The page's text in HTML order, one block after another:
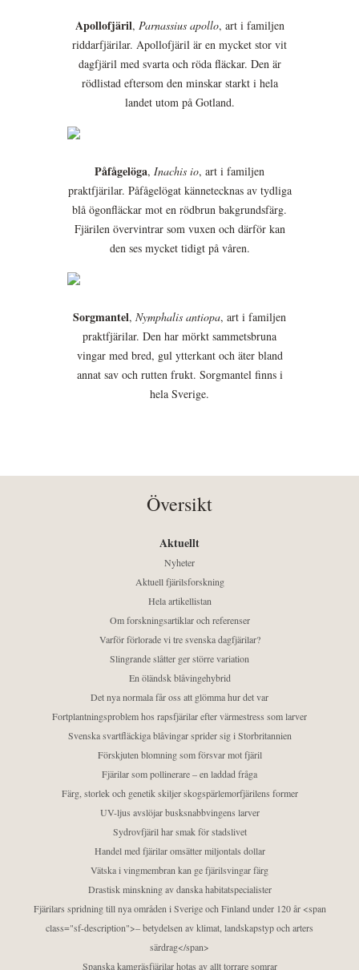
Apollofjäril, Parnassius apollo, art i familjen
riddarfjärilar. Apollofjäril är en mycket stor vit
dagfjäril med svarta och röda fläckar. Den är
rödlistad eftersom den minskar starkt i hela
landet utom på Gotland.
Påfågelöga, Inachis io, art i familjen
praktfjärilar. Påfågelögat kännetecknas av tydliga
blå ögonfläckar mot en rödbrun bakgrundsfärg.
Fjärilen övervintrar som vuxen och därför kan
den ses mycket tidigt på våren.
Sorgmantel, Nymphalis antiopa, art i familjen
praktfjärilar. Den har mörkt sammetsbruna
vingar med bred, gul ytterkant och äter bland
annat sav och rutten frukt. Sorgmantel finns i
hela Sverige.
Översikt
Aktuellt
Nyheter
Aktuell fjärilsforskning
Hela artikellistan
Om forskningsartiklar och referenser
Varför förlorade vi tre svenska dagfjärilar?
Slingrande slåtter ger större variation
En öländsk blåvingehybrid
Det nya normala får oss att glömma hur det var
Fortplantningsproblem hos rapsfjärilar efter värmestress som larver
Svenska svartfläckiga blåvingar sprider sig i Storbritannien
Förskjuten blomning som försvar mot fjäril
Fjärilar som pollinerare – en laddad fråga
Färg, storlek och genetik skiljer skogspärlemorfjärilens former
UV-ljus avslöjar busksnabbvingens larver
Sydrovfjäril har smak för stadslivet
Handel med fjärilar omsätter miljontals dollar
Vätska i vingmembran kan ge fjärilsvingar färg
Drastisk minskning av danska habitatspecialister
Fjärilars spridning till nya områden i Sverige och Finland under 120 år <span
class="sf-description">– betydelsen av klimat, landskapstyp och arters
särdrag</span>
Spanska kamgräsfjärilar hotas av allt torrare somrar